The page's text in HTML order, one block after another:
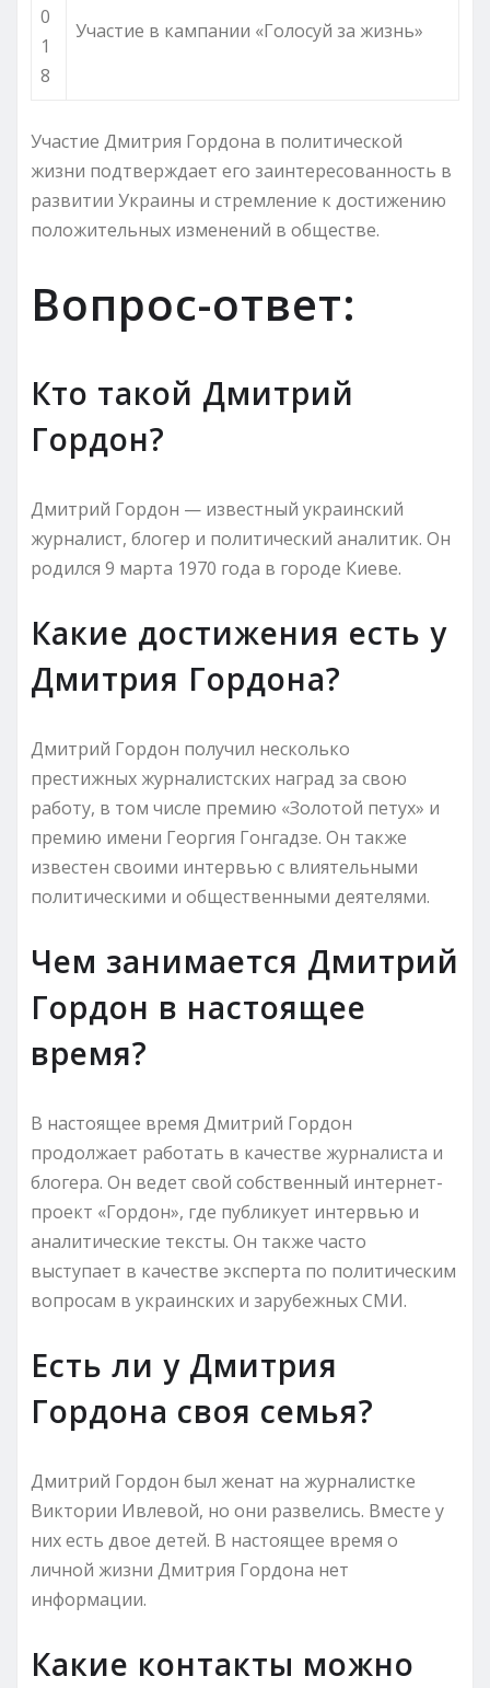
0
1
8
Участие в кампании «Голосуй за жизнь»
Участие Дмитрия Гордона в политической
жизни подтверждает его заинтересованность в
развитии Украины и стремление к достижению
положительных изменений в обществе.
Вопрос-ответ:
Кто такой Дмитрий
Гордон?
Дмитрий Гордон — известный украинский
журналист, блогер и политический аналитик. Он
родился 9 марта 1970 года в городе Киеве.
Какие достижения есть у
Дмитрия Гордона?
Дмитрий Гордон получил несколько
престижных журналистских наград за свою
работу, в том числе премию «Золотой петух» и
премию имени Георгия Гонгадзе. Он также
известен своими интервью с влиятельными
политическими и общественными деятелями.
Чем занимается Дмитрий
Гордон в настоящее
время?
В настоящее время Дмитрий Гордон
продолжает работать в качестве журналиста и
блогера. Он ведет свой собственный интернет-
проект «Гордон», где публикует интервью и
аналитические тексты. Он также часто
выступает в качестве эксперта по политическим
вопросам в украинских и зарубежных СМИ.
Есть ли у Дмитрия
Гордона своя семья?
Дмитрий Гордон был женат на журналистке
Виктории Ивлевой, но они развелись. Вместе у
них есть двое детей. В настоящее время о
личной жизни Дмитрия Гордона нет
информации.
Какие контакты можно